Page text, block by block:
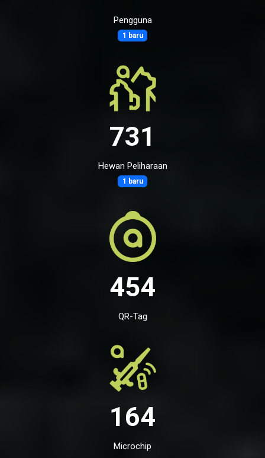
Pengguna
1 baru
731
Hewan Peliharaan
1 baru
454
QR-Tag
164
Microchip